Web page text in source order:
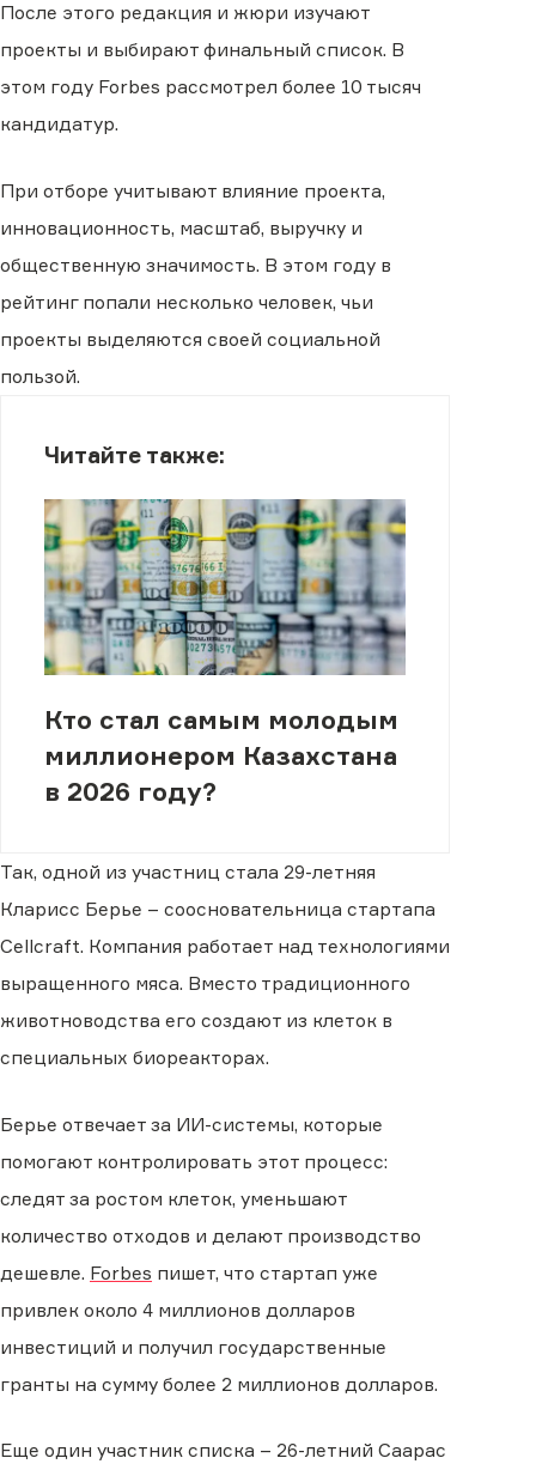
После этого редакция и жюри изучают
проекты и выбирают финальный список. В
этом году Forbes рассмотрел более 10 тысяч
кандидатур.
При отборе учитывают влияние проекта,
инновационность, масштаб, выручку и
общественную значимость. В этом году в
рейтинг попали несколько человек, чьи
проекты выделяются своей социальной
пользой.
Читайте также:
Кто стал самым молодым
миллионером Казахстана
в 2026 году?
Так, одной из участниц стала 29-летняя
Кларисс Берье – соосновательница стартапа
Cellcraft. Компания работает над технологиями
выращенного мяса. Вместо традиционного
животноводства его создают из клеток в
специальных биореакторах.
Берье отвечает за ИИ-системы, которые
помогают контролировать этот процесс:
следят за ростом клеток, уменьшают
количество отходов и делают производство
дешевле. Forbes пишет, что стартап уже
привлек около 4 миллионов долларов
инвестиций и получил государственные
гранты на сумму более 2 миллионов долларов.
Еще один участник списка – 26-летний Саарас